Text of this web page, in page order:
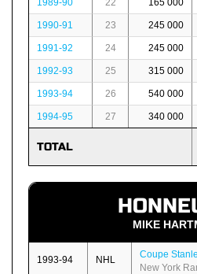
1989-90 22 165 000
1990-91 23 245 000
1991-92 24 245 000
1992-93 25 315 000
1993-94 26 540 000
1994-95 27 340 000
TOTAL
MIKE
1993-94 NHL Coupe
New York